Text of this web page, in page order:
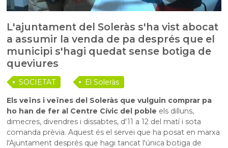
L'ajuntament del Soleràs s'ha vist abocat
a assumir la venda de pa després que el
municipi s'hagi quedat sense botiga de
queviures
SOCIETAT
El Soleràs
Els veïns i veïnes del Soleràs que vulguin comprar pa
ho han de fer al Centre Cívic del poble els dilluns,
dimecres, divendres i dissabtes, d'11 a 12 del matí i sota
comanda prèvia. Aquest és el servei que ha posat en marxa
l'Ajuntament després que hagi tancat l'única botiga de